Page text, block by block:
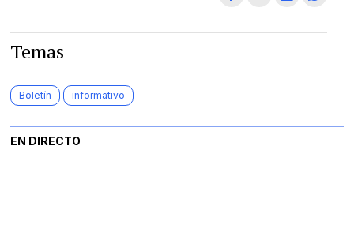
Temas
Boletín informativo
EN DIRECTO